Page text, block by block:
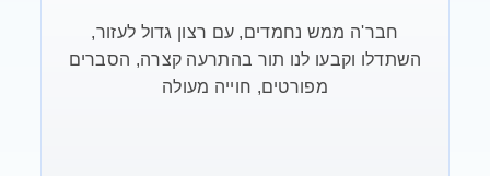
חבר'ה ממש נחמדים, עם רצון גדול לעזור,
השתדלו וקבעו לנו תור בהתרעה קצרה, הסברים
מפורטים, חוייה מעולה